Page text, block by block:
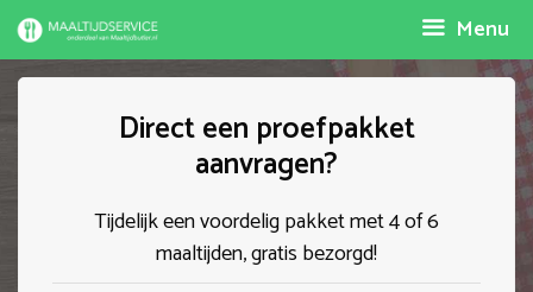
Spring
naar
inhoud
Menu
Direct een proefpakket
aanvragen?
Tijdelijk een voordelig pakket met 4 of 6
maaltijden, gratis bezorgd!